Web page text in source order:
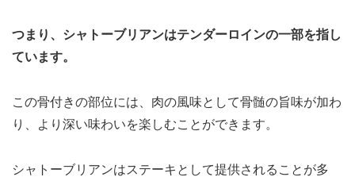
つまり、シャトーブリアンはテンダーロインの一部を指し
ています。
この骨付きの部位には、肉の風味として骨髄の旨味が加わ
り、より深い味わいを楽しむことができます。
シャトーブリアンはステーキとして提供されることが多